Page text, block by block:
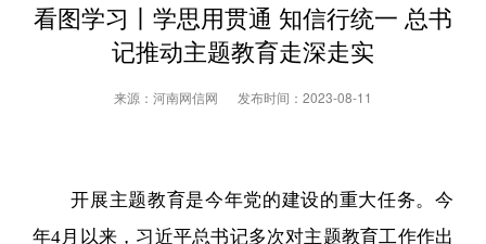
看图学习丨学思用贯通 知信行统一 总书
记推动主题教育走深走实
来源：河南网信网 发布时间： 2023-08-11
开展主题教育是今年党的建设的重大任务。今
年4月以来，习近平总书记多次对主题教育工作作出